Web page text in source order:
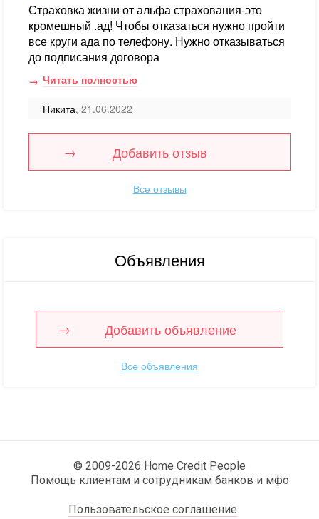
Страховка жизни от альфа страхования-это
кромешный .ад! Чтобы отказаться нужно пройти
все круги ада по телефону. Нужно отказываться
до подписания договора
Читать полностью
Никита, 21.06.2022
Добавить отзыв
Все отзывы
Объявления
Добавить объявление
Все объявления
© 2009-2026 Home Credit People
Помощь клиентам и сотрудникам банков и мфо
Пользовательское соглашение